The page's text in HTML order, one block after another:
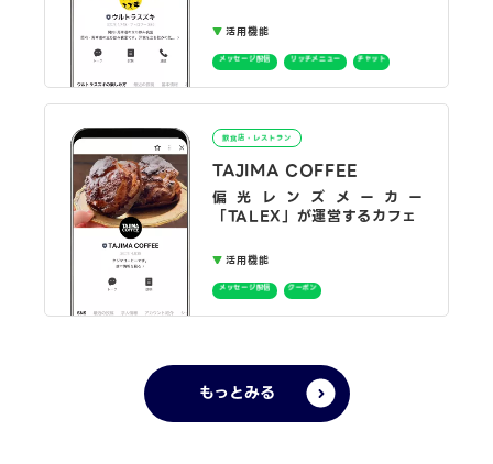
活用機能
メッセージ配信 リッチメニュー チャット
飲食店・レストラン
TAJIMA COFFEE
偏光レンズメーカー
「TALEX」が運営するカフェ
活用機能
メッセージ配信 クーポン
もっとみる